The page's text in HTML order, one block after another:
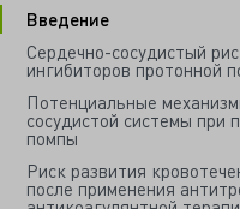
Введение
Сердечно-сосудистый
ингибиторов протонной
Потенциальные
сосудистой системы при
помпы
Риск развития
после применения